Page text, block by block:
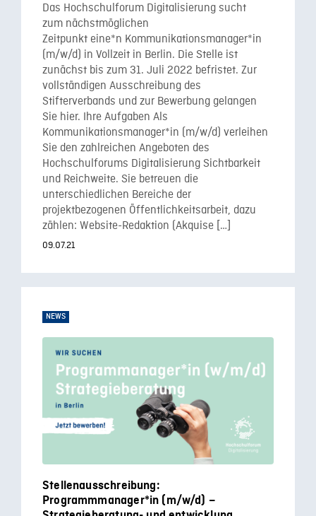
Das Hochschulforum Digitalisierung sucht
zum nächstmöglichen
Zeitpunkt eine*n Kommunikationsmanager*in
(m/w/d) in Vollzeit in Berlin. Die Stelle ist
zunächst bis zum 31. Juli 2022 befristet. Zur
vollständigen Ausschreibung des
Stifterverbands und zur Bewerbung gelangen
Sie hier. Ihre Aufgaben Als
Kommunikationsmanager*in (m/w/d) verleihen
Sie den zahlreichen Angeboten des
Hochschulforums Digitalisierung Sichtbarkeit
und Reichweite. Sie betreuen die
unterschiedlichen Bereiche der
projektbezogenen Öffentlichkeitsarbeit, dazu
zählen: Website-Redaktion (Akquise […]
09.07.21
NEWS
Stellenausschreibung:
Programmmanager*in (m/w/d) –